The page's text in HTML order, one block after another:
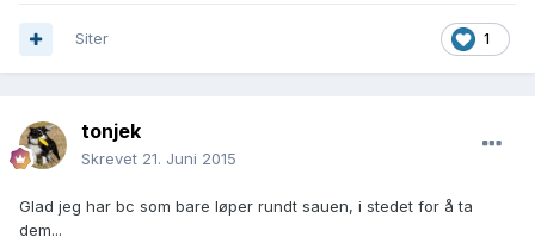
1
Siter
tonjek
Skrevet 21. Juni 2015
Glad jeg har bc som bare løper rundt sauen, i stedet for å ta
dem...